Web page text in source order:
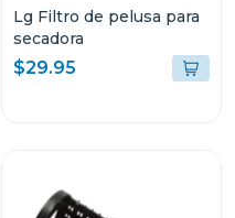
Lg Filtro de pelusa para
secadora
$29.95